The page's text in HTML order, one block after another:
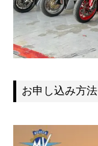
お申し込み方法